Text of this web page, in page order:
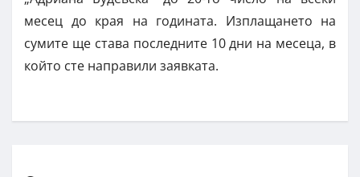
месец до края на годината. Изплащането на
сумите ще става последните 10 дни на месеца, в
който сте направили заявката.